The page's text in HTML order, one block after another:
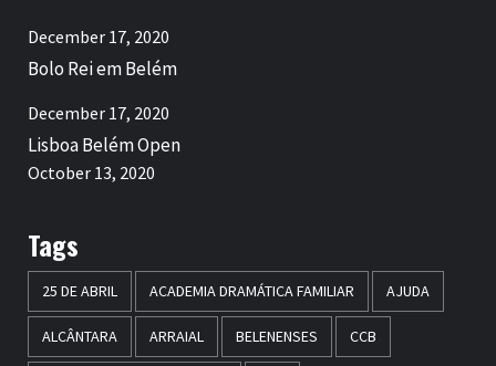
December 17, 2020
Bolo Rei em Belém
December 17, 2020
Lisboa Belém Open
October 13, 2020
Tags
25 DE ABRIL ACADEMIA DRAMÁTICA FAMILIAR AJUDA
ALCÂNTARA ARRAIAL BELENENSES CCB